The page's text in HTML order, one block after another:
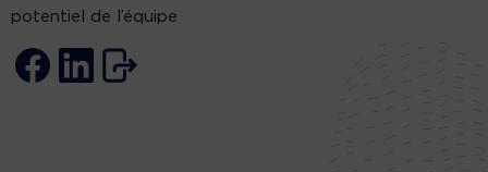
potentiel de l’équipe